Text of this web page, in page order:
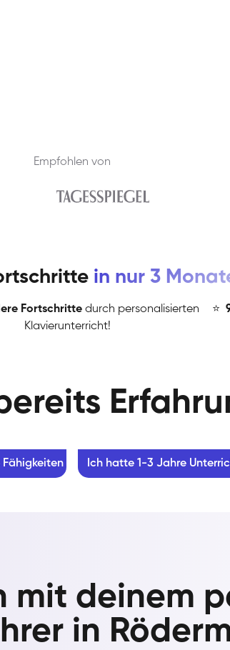
Empfohlen von
in nur 3
Fortschritte durch personalisierten
Klavierunterricht!
⭐
Ich hatte 1-3 Jahre
mit deinem
in